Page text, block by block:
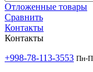
Отложенные товары
Сравнить
Контакты
Контакты
+998-78-113-3553 Пн-